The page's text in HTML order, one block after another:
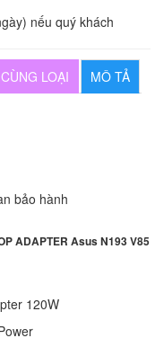
nếu quý khách
MÔ TẢ
LOẠI
bảo hành
ADAPTER Asus N193 V85
120W